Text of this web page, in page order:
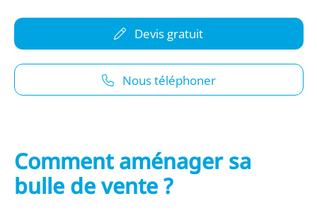
Devis gratuit
Nous téléphoner
Comment aménager sa
bulle de vente ?